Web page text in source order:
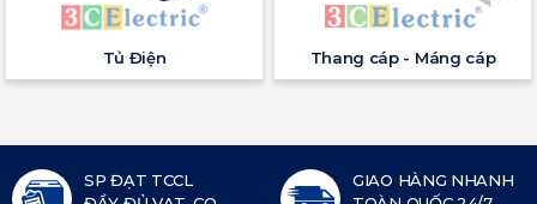
Tủ Điện Thang cáp - Máng cáp
SP ĐẠT TCCL
GIAO HÀNG NHANH